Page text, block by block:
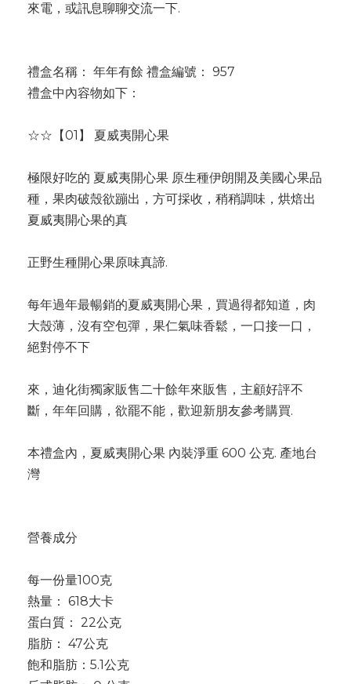
來電，或訊息聊聊交流一下.
禮盒名稱： 年年有餘 禮盒編號： 957
禮盒中內容物如下：
☆☆【01】 夏威夷開心果
極限好吃的 夏威夷開心果 原生種伊朗開及美國心果品
種，果肉破殼欲蹦出，方可採收，稍稍調味，烘焙出
夏威夷開心果的真
正野生種開心果原味真諦.
每年過年最暢銷的夏威夷開心果，買過得都知道，肉
大殼薄，沒有空包彈，果仁氣味香鬆，一口接一口，
絕對停不下
來，迪化街獨家販售二十餘年來販售，主顧好評不
斷，年年回購，欲罷不能，歡迎新朋友參考購買.
本禮盒內，夏威夷開心果 內裝淨重 600 公克. 產地台
灣
營養成分
每一份量100克
熱量： 618大卡
蛋白質： 22公克
脂肪： 47公克
飽和脂肪：5.1公克